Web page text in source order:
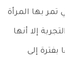
بها المرأة
إلا أنها
إلى